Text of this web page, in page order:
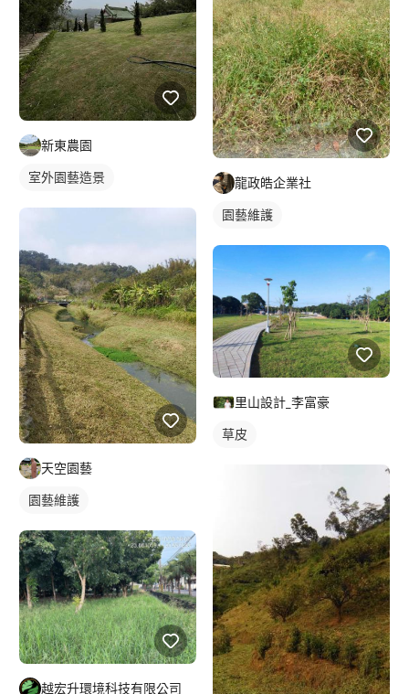
新東農園
室外園藝造景
天空園藝
園藝維護
越宏升環境科技有限公司
龍政皓企業社
園藝維護
里山設計_李富豪
草皮